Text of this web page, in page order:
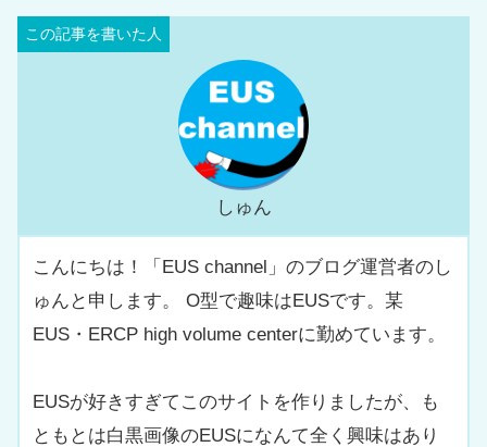
しゅん
こんにちは！「EUS channel」のブログ運営者のし
ゅんと申します。 O型で趣味はEUSです。某
EUS・ERCP high volume centerに勤めています。
EUSが好きすぎてこのサイトを作りましたが、も
ともとは白黒画像のEUSになんて全く興味はあり